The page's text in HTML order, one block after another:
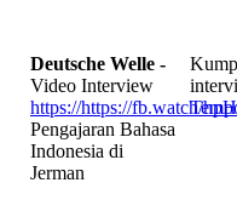
Deutsche Welle -
Video Interview
https://https://fb.watch/
Pengajaran Bahasa
Indonesia di
Jerman